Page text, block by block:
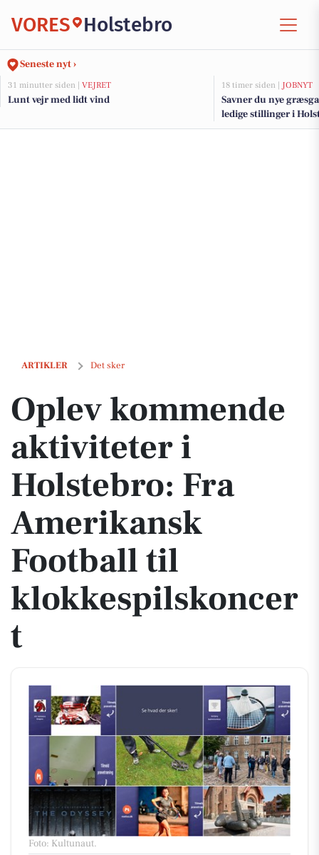
VORES Holstebro
Seneste nyt ›
31 minutter siden | VEJRET
Lunt vejr med lidt vind
18 timer siden | JOBNYT
Savner du nye
ledige stillinger i
ARTIKLER Det sker
Oplev kommende aktiviteter i Holstebro: Fra Amerikansk Football
Oplev kommende
aktiviteter i
Holstebro: Fra
Amerikansk
Football til
klokkespilskoncer
t
Foto: Kultunaut.